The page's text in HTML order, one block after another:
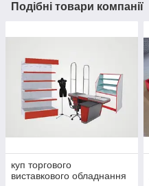
Подібні товари компанії
куп торгового
виставкового обладнання